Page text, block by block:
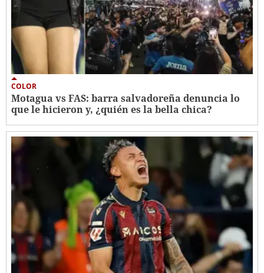
COLOR
Motagua vs FAS: barra salvadoreña denuncia lo
que le hicieron y, ¿quién es la bella chica?